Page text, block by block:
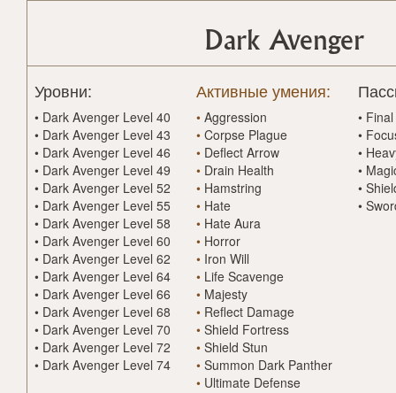
Dark Avenger
Уровни:
• Dark Avenger Level 40
• Dark Avenger Level 43
• Dark Avenger Level 46
• Dark Avenger Level 49
• Dark Avenger Level 52
• Dark Avenger Level 55
• Dark Avenger Level 58
• Dark Avenger Level 60
• Dark Avenger Level 62
• Dark Avenger Level 64
• Dark Avenger Level 66
• Dark Avenger Level 68
• Dark Avenger Level 70
• Dark Avenger Level 72
• Dark Avenger Level 74
Активные умения:
• Aggression
• Corpse Plague
• Deflect Arrow
• Drain Health
• Hamstring
• Hate
• Hate Aura
• Horror
• Iron Will
• Life Scavenge
• Majesty
• Reflect Damage
• Shield Fortress
• Shield Stun
• Summon Dark Panther
• Ultimate Defense
•
•
•
•
•
•